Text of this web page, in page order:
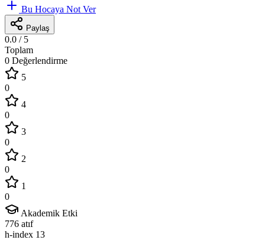
Bu Hocaya Not Ver
Paylaş
0.0 / 5
Toplam
0 Değerlendirme
5
0
4
0
3
0
2
0
1
0
Akademik Etki
776 atıf
h-index 13